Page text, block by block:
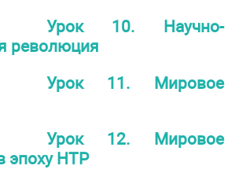
Урок 10. Научно-
революция
Урок 11. Мировое
Урок 12. Мировое
эпоху НТР